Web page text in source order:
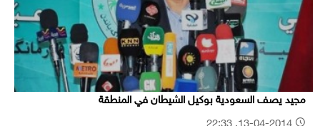
مجيد يصف السعودية بوكيل الشيطان في المنطقة